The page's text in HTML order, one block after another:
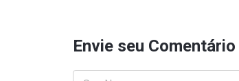
Envie seu Comentário